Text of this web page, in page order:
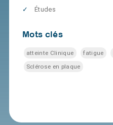
Études
Mots clés
atteinte Clinique fatigue
Sclérose en plaque